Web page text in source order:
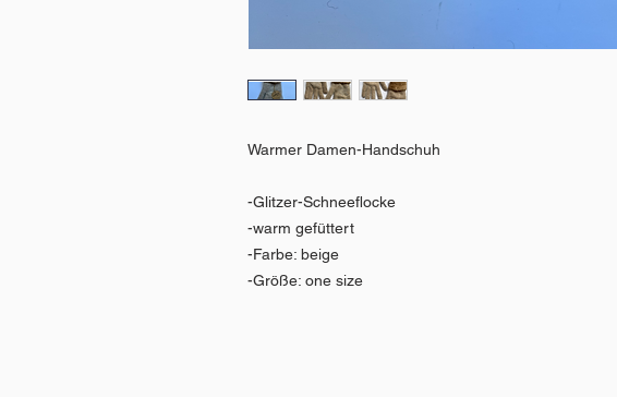
Warmer Damen-Handschuh
-Glitzer-Schneeflocke
-warm gefüttert
-Farbe: beige
-Größe: one size